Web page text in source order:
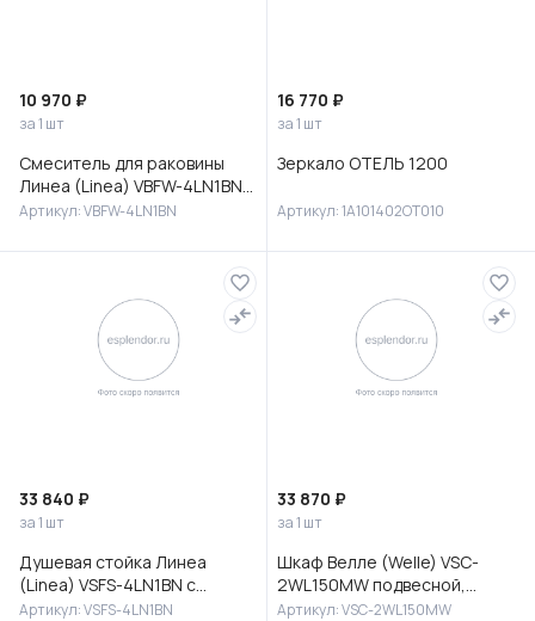
10 970 ₽
за 1 шт
Смеситель для раковины
Линеа (Linea) VBFW-4LN1BN
встраиваемый,
Артикул: VBFW-4LN1BN
16 770 ₽
за 1 шт
Зеркало ОТЕЛЬ 1200
Артикул: 1A101402OT010
33 840 ₽
за 1 шт
Душевая стойка Линеа
(Linea) VSFS-4LN1BN с
изливом, брашированный
Артикул: VSFS-4LN1BN
33 870 ₽
за 1 шт
Шкаф Велле (Welle) VSC-
2WL150MW подвесной,
1500*350*300, Белый
Артикул: VSC-2WL150MW